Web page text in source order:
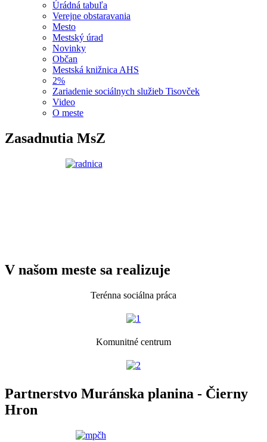
Úrádná tabuľa
Verejne obstaravania
Mesto
Mestský úrad
Novinky
Občan
Mestská knižnica AHS
2%
Zariadenie sociálnych služieb Tisovček
Video
O meste
Zasadnutia MsZ
V našom meste sa realizuje
Terénna sociálna práca
Komunitné centrum
Partnerstvo Muránska planina - Čierny
Hron